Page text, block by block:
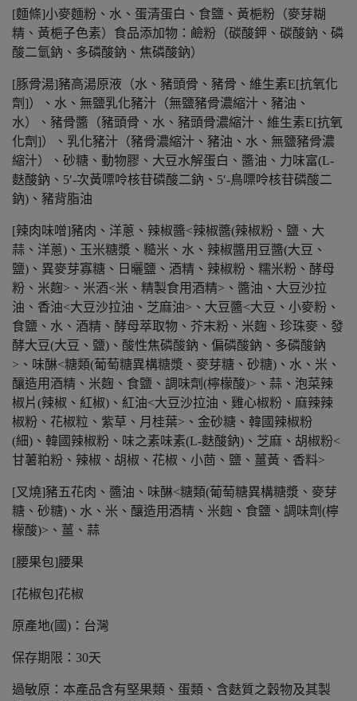
[麵條]小麥麵粉、水、蛋清蛋白、食鹽、黃梔粉（麥芽糊
精、黃梔子色素）食品添加物：鹼粉（碳酸鉀、碳酸鈉、磷
酸二氫鈉、多磷酸鈉、焦磷酸鈉）
[豚骨湯]豬高湯原液（水、豬頭骨、豬骨、維生素E[抗氧化
劑]）、水、無鹽乳化豬汁（無鹽豬骨濃縮汁、豬油、
水）、豬骨醬（豬頭骨、水、豬頭骨濃縮汁、維生素E[抗氧
化劑]）、乳化豬汁（豬骨濃縮汁、豬油、水、無鹽豬骨濃
縮汁）、砂糖、動物膠、大豆水解蛋白、醬油、力味富(L-
麩酸鈉、5′-次黃嘌呤核苷磷酸二鈉、5′-鳥嘌呤核苷磷酸二
鈉)、豬背脂油
[辣肉味噌]豬肉、洋蔥、辣椒醬<辣椒醬(辣椒粉、鹽、大
蒜、洋蔥)、玉米糖漿、糙米、水、辣椒醬用豆醬(大豆、
鹽)、異麥芽寡糖、日曬鹽、酒精、辣椒粉、糯米粉、酵母
粉、米麴>、米酒<米、精製食用酒精>、醬油、大豆沙拉
油、香油<大豆沙拉油、芝麻油>、大豆醬<大豆、小麥粉、
食鹽、水、酒精、酵母萃取物、芥末粉、米麴、珍珠麥、發
酵大豆(大豆、鹽)、酸性焦磷酸鈉、偏磷酸鈉、多磷酸鈉
>、味醂<糖類(葡萄糖異構糖漿、麥芽糖、砂糖)、水、米、
釀造用酒精、米麴、食鹽、調味劑(檸檬酸)>、蒜、泡菜辣
椒片(辣椒、紅椒)、紅油<大豆沙拉油、雞心椒粉、麻辣辣
椒粉、花椒粒、紫草、月桂葉>、金砂糖、韓國辣椒粉
(細)、韓國辣椒粉、味之素味素(L-麩酸鈉)、芝麻、胡椒粉<
甘薯粕粉、辣椒、胡椒、花椒、小茴、鹽、薑黃、香料>
[叉燒]豬五花肉、醬油、味醂<糖類(葡萄糖異構糖漿、麥芽
糖、砂糖)、水、米、釀造用酒精、米麴、食鹽、調味劑(檸
檬酸)>、薑、蒜
[腰果包]腰果
[花椒包]花椒
原產地(國)：台灣
保存期限：30天
過敏原：本產品含有堅果類、蛋類、含麩質之穀物及其製